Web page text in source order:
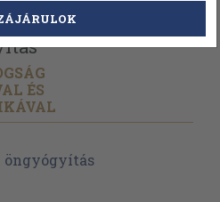
Válasszon példányt
ÉS